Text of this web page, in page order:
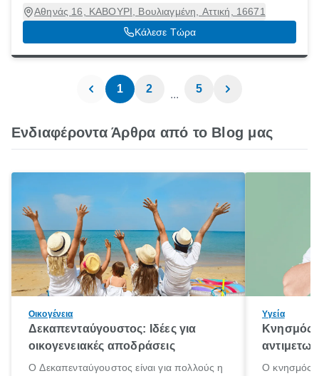
Αθηνάς 16, ΚΑΒΟΥΡΙ, Βουλιαγμένη, Αττική, 16671
Κάλεσε Τώρα
1 2 ... 5
Ενδιαφέροντα Άρθρα από το Blog μας
Οικογένεια
Δεκαπενταύγουστος: Ιδέες για
οικογενειακές αποδράσεις
Ο Δεκαπενταύγουστος είναι για πολλούς η
Υγεία
Κνησμός:
Ο κνησμός